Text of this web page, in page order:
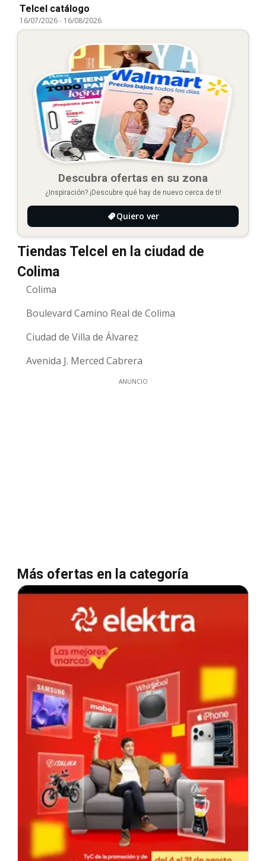
Telcel catálogo
16/07/2026- 16/08/2026
Descubra ofertas en su zona
¿Inspiración? ¡Descubre qué hay de nuevo cerca de ti!
Quiero ver
Tiendas Telcel en la ciudad de
Colima
Colima
Boulevard Camino Real de Colima
Ciudad de Villa de Álvarez
Avenida J. Merced Cabrera
ANUNCIO
Más ofertas en la categoría